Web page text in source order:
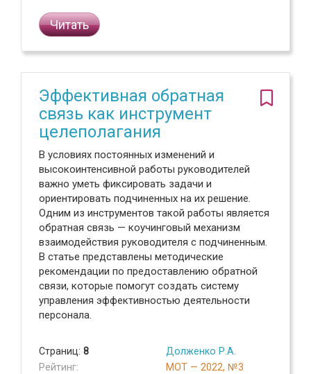
Читать
Эффективная обратная
связь как инструмент
целеполагания
В условиях постоянных изменений и
высокоинтенсивной работы руководителей
важно уметь фиксировать задачи и
ориентировать подчиненных на их решение.
Одним из инструментов такой работы является
обратная связь — коучинговый механизм
взаимодействия руководителя с подчиненным.
В статье представлены методические
рекомендации по предоставлению обратной
связи, которые помогут создать систему
управления эффективностью деятельности
персонала.
Страниц: 8
Рейтинг:
Долженко Р.А.
МОТ — 2022, №3